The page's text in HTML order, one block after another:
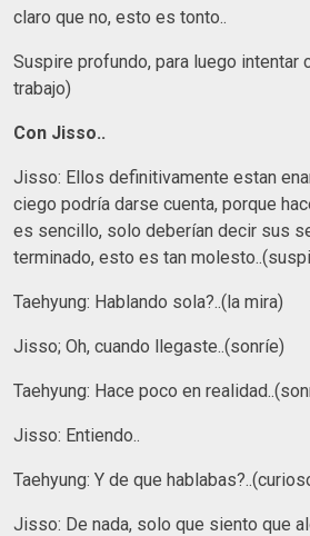
claro que no, esto es tonto..
Suspire profundo, para luego intentar
trabajo)
Con Jisso..
Jisso: Ellos definitivamente estan
ciego podría darse cuenta, porque
es sencillo, solo deberían decir sus
terminado, esto es tan
Taehyung: Hablando sola?..(la mira)
Jisso; Oh, cuando llegaste..(sonríe)
Taehyung: Hace poco en
Jisso: Entiendo..
Taehyung: Y de que
Jisso: De nada, solo que siento que